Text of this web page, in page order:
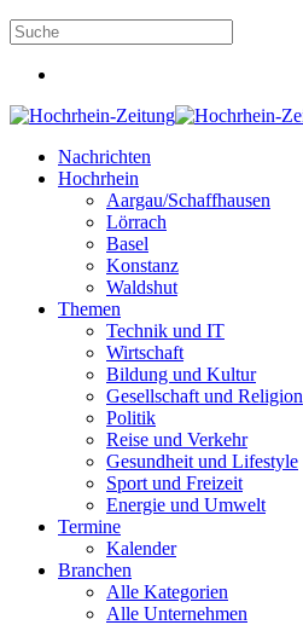
Nachrichten
Hochrhein
Aargau/Schaffhausen
Lörrach
Basel
Konstanz
Waldshut
Themen
Technik und IT
Wirtschaft
Bildung und Kultur
Gesellschaft und Religion
Politik
Reise und Verkehr
Gesundheit und Lifestyle
Sport und Freizeit
Energie und Umwelt
Termine
Kalender
Branchen
Alle Kategorien
Alle Unternehmen